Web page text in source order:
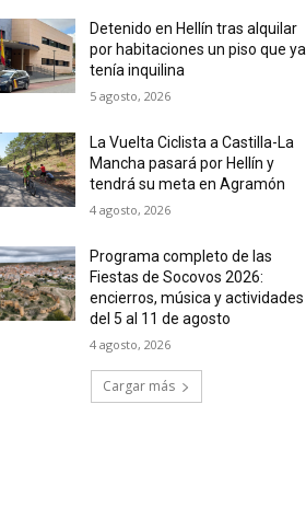
Detenido en Hellín tras alquilar
por habitaciones un piso que ya
tenía inquilina
5 agosto, 2026
La Vuelta Ciclista a Castilla-La
Mancha pasará por Hellín y
tendrá su meta en Agramón
4 agosto, 2026
Programa completo de las
Fiestas de Socovos 2026:
encierros, música y actividades
del 5 al 11 de agosto
4 agosto, 2026
Cargar más